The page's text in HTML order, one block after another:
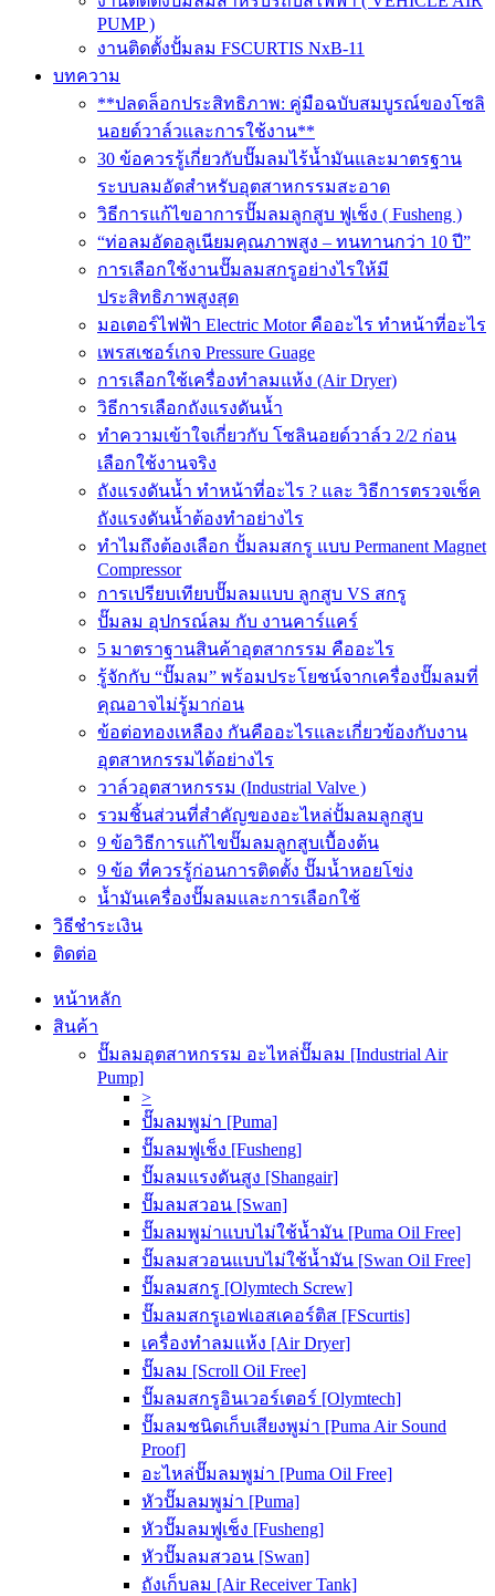
PUMP )
งานติดตั้งปั้มลม FSCURTIS NxB-11
บทความ
**ปลดล็อกประสิทธิภาพ: คู่มือฉบับสมบูรณ์ของโซลิ
นอยด์วาล์วและการใช้งาน**
30 ข้อควรรู้เกี่ยวกับปั๊มลมไร้น้ำมันและมาตรฐาน
ระบบลมอัดสำหรับอุตสาหกรรมสะอาด
วิธีการแก้ไขอาการปั๊มลมลูกสูบ ฟูเช็ง ( Fusheng )
“ท่อลมอัดอลูเนียมคุณภาพสูง – ทนทานกว่า 10 ปี”
การเลือกใช้งานปั๊มลมสกรูอย่างไรให้มี
ประสิทธิภาพสูงสุด
มอเตอร์ไฟฟ้า Electric Motor คืออะไร ทำหน้าที่อะไร
เพรสเชอร์เกจ Pressure Guage
การเลือกใช้เครื่องทำลมแห้ง (Air Dryer)
วิธีการเลือกถังแรงดันน้ำ
ทำความเข้าใจเกี่ยวกับ โซลินอยด์วาล์ว 2/2 ก่อน
เลือกใช้งานจริง
ถังแรงดันน้ำ ทำหน้าที่อะไร ? และ วิธีการตรวจเช็ค
ถังแรงดันน้ำต้องทำอย่างไร
ทำไมถึงต้องเลือก ปั้มลมสกรู แบบ Permanent Magnet
Compressor
การเปรียบเทียบปั๊มลมแบบ ลูกสูบ VS สกรู
ปั๊มลม อุปกรณ์ลม กับ งานคาร์แคร์
5 มาตราฐานสินค้าอุตสากรรม คืออะไร
รู้จักกับ “ปั๊มลม” พร้อมประโยชน์จากเครื่องปั๊มลมที่
คุณอาจไม่รู้มาก่อน
ข้อต่อทองเหลือง กันคืออะไรและเกี่ยวข้องกับงาน
อุตสาหกรรมได้อย่างไร
วาล์วอุตสาหกรรม (Industrial Valve )
รวมชิ้นส่วนที่สำคัญของอะไหล่ปั้มลมลูกสูบ
9 ข้อวิธีการแก้ไขปั๊มลมลูกสูบเบื้องต้น
9 ข้อ ที่ควรรู้ก่อนการติดตั้ง ปั๊มน้ำหอยโข่ง
น้ำมันเครื่องปั๊มลมและการเลือกใช้
วิธีชำระเงิน
ติดต่อ
หน้าหลัก
สินค้า
ปั๊มลมอุตสาหกรรม อะไหล่ปั๊มลม [Industrial Air
Pump]
>
ปั๊มลมพูม่า [Puma]
ปั๊มลมฟูเช็ง [Fusheng]
ปั๊มลมแรงดันสูง [Shangair]
ปั๊มลมสวอน [Swan]
ปั๊มลมพูม่าแบบไม่ใช้น้ำมัน [Puma Oil Free]
ปั๊มลมสวอนแบบไม่ใช้น้ำมัน [Swan Oil Free]
ปั๊มลมสกรู [Olymtech Screw]
ปั๊มลมสกรูเอฟเอสเคอร์ติส [FScurtis]
เครื่องทำลมแห้ง [Air Dryer]
ปั๊มลม [Scroll Oil Free]
ปั๊มลมสกรูอินเวอร์เตอร์ [Olymtech]
ปั๊มลมชนิดเก็บเสียงพูม่า [Puma Air Sound
Proof]
อะไหล่ปั๊มลมพูม่า [Puma Oil Free]
หัวปั๊มลมพูม่า [Puma]
หัวปั๊มลมฟูเช็ง [Fusheng]
หัวปั๊มลมสวอน [Swan]
ถังเก็บลม [Air Receiver Tank]